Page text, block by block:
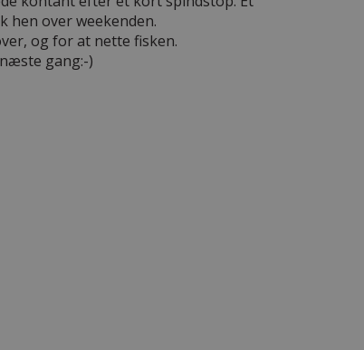
hen over weekenden.
og for at nette fisken.
gang:-)